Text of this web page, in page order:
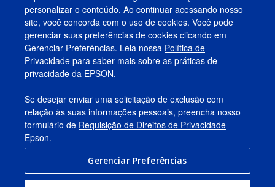
Produtos
Suporte
Links Sugeridos
Empresa
Conecte-se com a Epson
personalizar o conteúdo. Ao continuar acessando nosso
site, você concorda com o uso de cookies. Você pode
gerenciar suas preferências de cookies clicando em
Gerenciar Preferências. Leia nossa Política de
Privacidade para saber mais sobre as práticas de
privacidade da EPSON.
Se desejar enviar uma solicitação de exclusão com
relação às suas informações pessoais, preencha nosso
formulário de Requisição de Direitos de Privacidade
Epson.
Gerenciar Preferências